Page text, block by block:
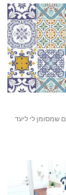
שמסומן לי ליעד